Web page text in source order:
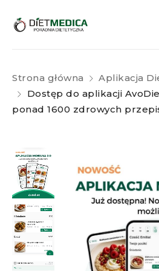
Strona główna
Aplikacja
Dostęp do aplikacji
ponad 1600 zdrowych